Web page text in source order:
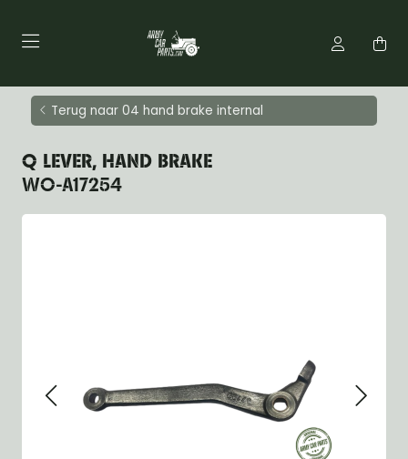
Terug naar 04 hand brake internal
Q LEVER, HAND BRAKE
WO-A17254